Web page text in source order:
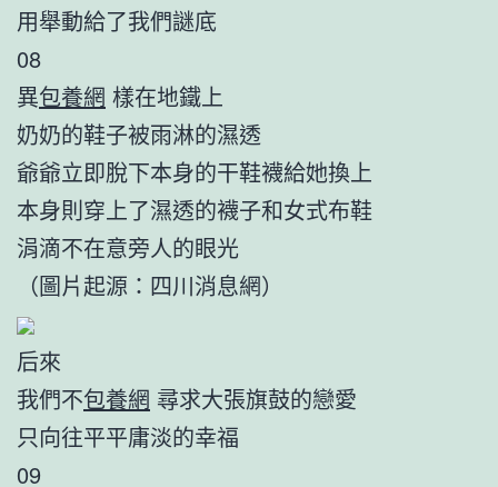
用舉動給了我們謎底
08
異包養網 樣在地鐵上
奶奶的鞋子被雨淋的濕透
爺爺立即脫下本身的干鞋襪給她換上
本身則穿上了濕透的襪子和女式布鞋
涓滴不在意旁人的眼光
（圖片起源：四川消息網）
后來
我們不包養網 尋求大張旗鼓的戀愛
只向往平平庸淡的幸福
09